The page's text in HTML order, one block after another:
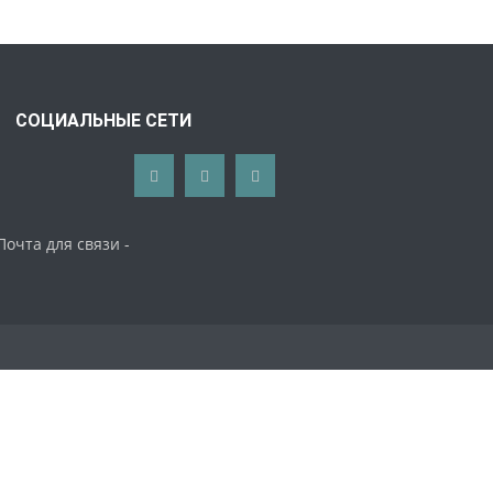
СОЦИАЛЬНЫЕ СЕТИ
для связи -